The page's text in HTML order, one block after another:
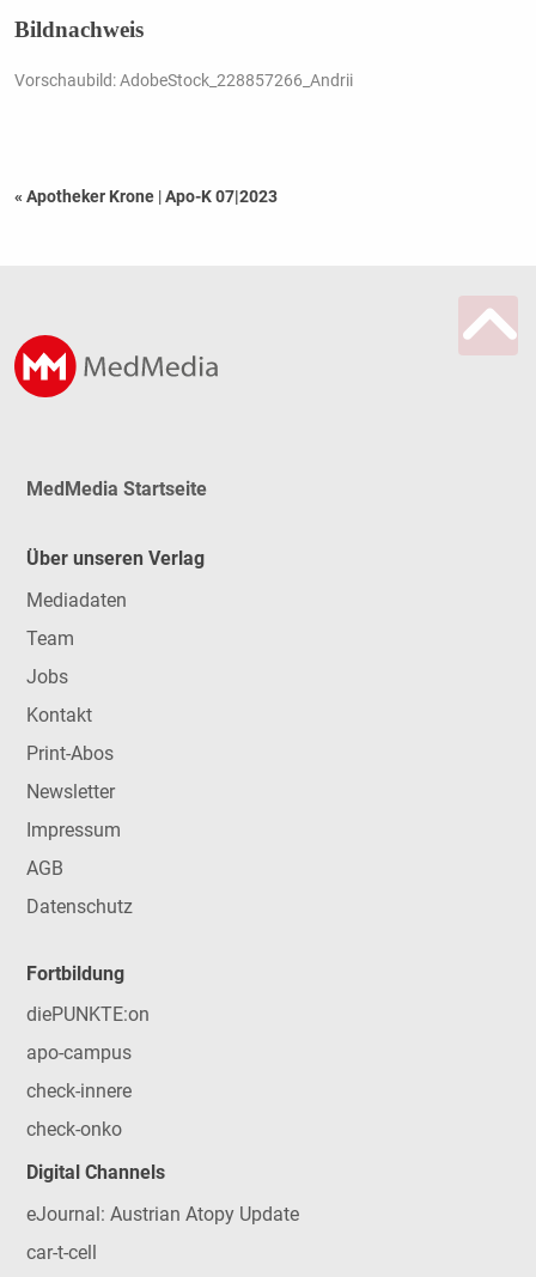
Bildnachweis
Vorschaubild: AdobeStock_228857266_Andrii
« Apotheker Krone |Apo-K 07|2023
MedMedia Startseite
Über unseren Verlag
Mediadaten
Team
Jobs
Kontakt
Print-Abos
Newsletter
Impressum
AGB
Datenschutz
Fortbildung
diePUNKTE:on
apo-campus
check-innere
check-onko
Digital Channels
eJournal: Austrian Atopy Update
car-t-cell